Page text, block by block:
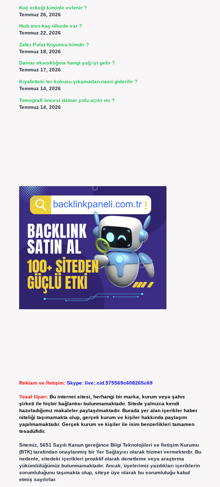
Koç erkeği kiminle evlenir ?
Temmuz 26, 2026
Hızlı tren kaç ülkede var ?
Temmuz 22, 2026
Zafer Polat Koyuncu kimdir ?
Temmuz 18, 2026
Damar tıkanıklığına hangi yağ iyi gelir ?
Temmuz 17, 2026
Kıyafetteki ter kokusu yıkamadan nasıl giderilir ?
Temmuz 14, 2026
Tomografi öncesi damar yolu açılır mı ?
Temmuz 14, 2026
Reklam ve İletişim: Skype: live:.cid.575569c608265c69
Yasal Uyarı: Bu internet sitesi, herhangi bir marka, kurum veya şahıs
şirketi ile hiçbir bağlantısı bulunmamaktadır. Sitede yalnızca kendi
hazırladığımız makaleler paylaşılmaktadır. Burada yer alan içerikler haber
niteliği taşımamakta olup, gerçek kurum ve kişiler hakkında paylaşım
yapılmamaktadır. Gerçek kurum ve kişiler ile isim benzerlikleri tamamen
tesadüfidir.
Sitemiz, 5651 Sayılı Kanun gereğince Bilgi Teknolojileri ve İletişim Kurumu
(BTK) tarafından onaylanmış bir Yer Sağlayıcı olarak hizmet vermektedir. Bu
nedenle, sitedeki içerikleri proaktif olarak denetleme veya araştırma
yükümlülüğümüz bulunmamaktadır. Ancak, üyelerimiz yazdıkları içeriklerin
sorumluluğunu taşımakta olup, siteye üye olarak bu sorumluluğu kabul
etmiş sayılırlar.